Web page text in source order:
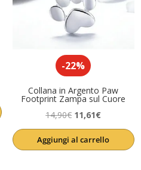
-22%
Collana in Argento Paw
Footprint Zampa sul Cuore
14,90€ Il
prezzo
originale
11,61€Il
prezzo
attuale
Aggiungi al carrello